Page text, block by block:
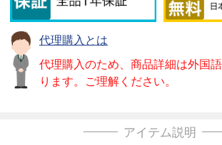
代理購入とは
代理購入のため、商品詳細は外国
ります。ご理解ください。
アイテム説明